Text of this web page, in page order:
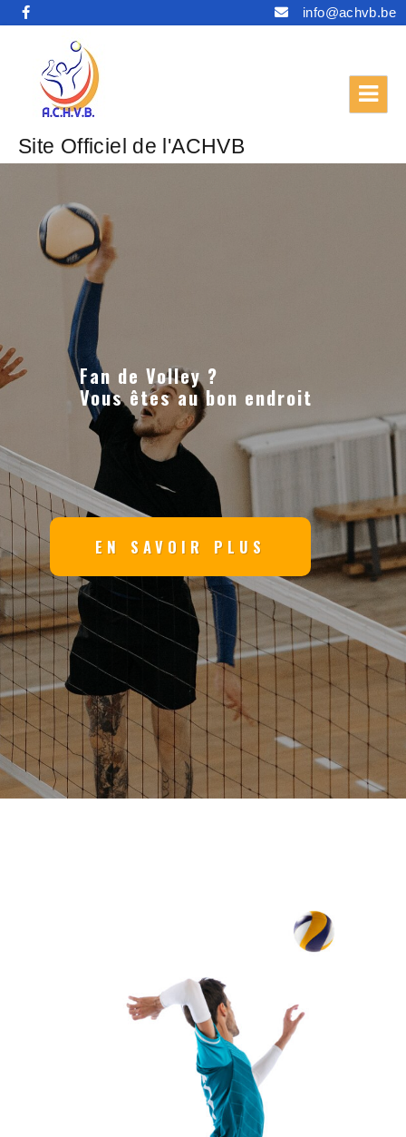
info@achvb.be
Site Officiel de l'ACHVB
Fan de Volley ?
Vous êtes au bon endroit
EN SAVOIR PLUS